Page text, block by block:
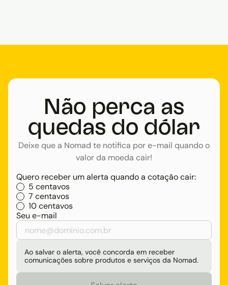
Não perca as
quedas do dólar
Deixe que a Nomad te notifica por e-mail quando o
valor da moeda cair!
Quero receber um alerta quando a cotação cair:
5 centavos
7 centavos
10 centavos
Seu e-mail
Ao salvar o alerta, você concorda em receber
comunicações sobre produtos e serviços da Nomad.